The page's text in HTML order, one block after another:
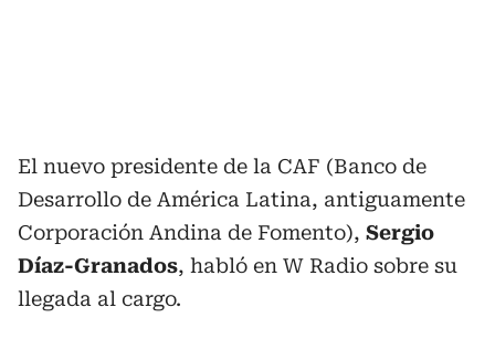
El nuevo presidente de la CAF (Banco de
Desarrollo de América Latina, antiguamente
Corporación Andina de Fomento), Sergio
Díaz-Granados, habló en W Radio sobre su
llegada al cargo.